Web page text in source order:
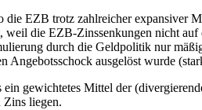
EZB trotz zahlreicher expansiver
weil die EZB-Zinssenkungen nicht
durch die Geldpolitik nur
Angebotsschock ausgelöst wurde
ein gewichtetes Mittel der
Zins liegen.